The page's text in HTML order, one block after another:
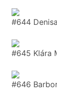
#644
#645 Klára
#646